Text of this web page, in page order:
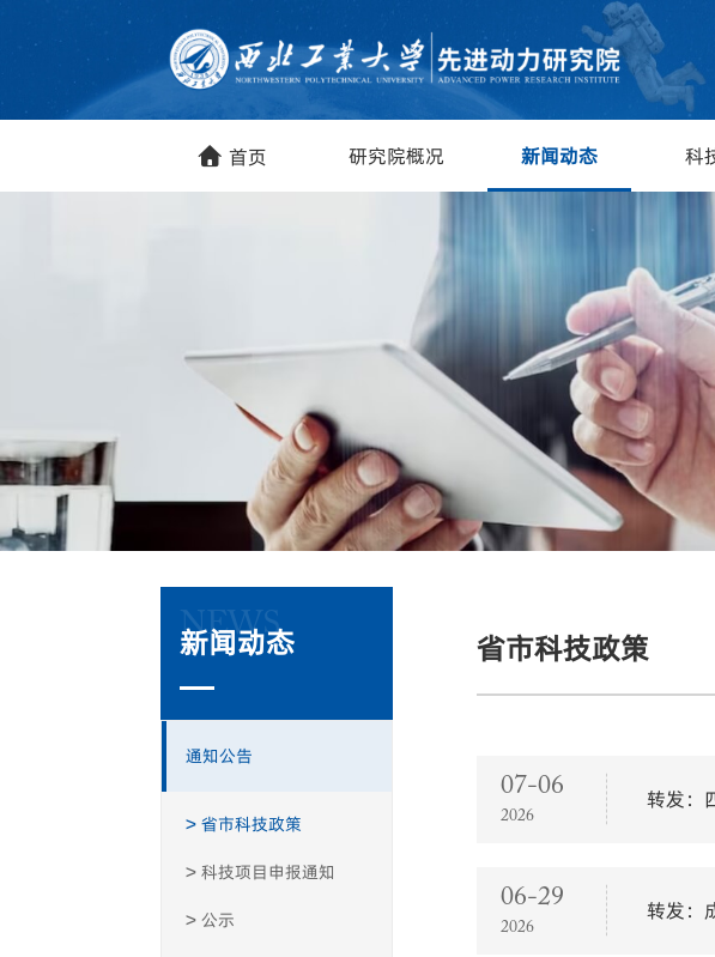
 首页 研究院概况 新闻动态 科
新闻动态
NEWS
通知公告
省市科技政策
科技项目申报通知
公示
省市科技政策
07-06
2026
转发：
06-29
2026
转发：